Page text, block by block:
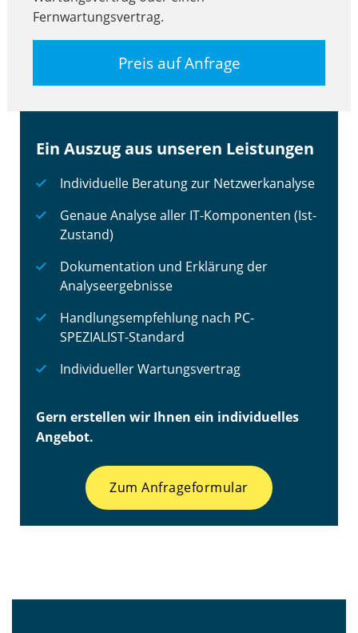
Fernwartungsvertrag.
Preis auf Anfrage
Ein Auszug aus unseren Leistungen
Individuelle Beratung zur Netzwerkanalyse
Genaue Analyse aller IT-Komponenten (Ist-
Zustand)
Dokumentation und Erklärung der
Analyseergebnisse
Handlungsempfehlung nach PC-
SPEZIALIST-Standard
Individueller Wartungsvertrag
Gern erstellen wir Ihnen ein individuelles
Angebot.
Zum Anfrageformular